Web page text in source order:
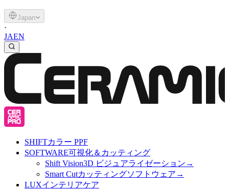
Japan
·
JAEN
SHIFTカラー PPF
SOFTWARE可視化＆カッティング
Shift Vision3D ビジュアライゼーション →
Smart Cutカッティングソフトウェア →
LUXインテリアケア